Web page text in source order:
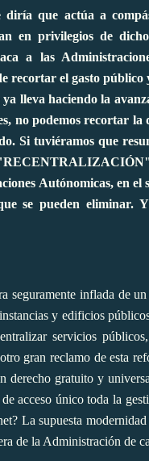
diría que actúa a
en privilegios de
a las
recortar el gasto
lleva haciendo la
no podemos recortar
Si tuviéramos que
Autónomicas, en
se pueden eliminar.
seguramente inflada de
y edificios
servicios
gran reclamo de esta
derecho gratuito y
acceso único toda la
La supuesta
de la Administración de